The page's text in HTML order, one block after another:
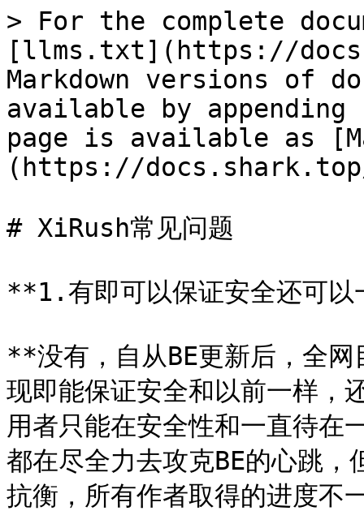
> For the complete
[llms.txt](https://
Markdown versions of
available by
page is available as
(https://
# XiRush常见问题
**1.有即可以保证安全还可
**没有，自从BE更新后，全
现即能保证安全和以前一样，
用者只能在安全性和一直待在
都在尽全力去攻克BE的心跳，
抗衡，所有作者取得的进度不